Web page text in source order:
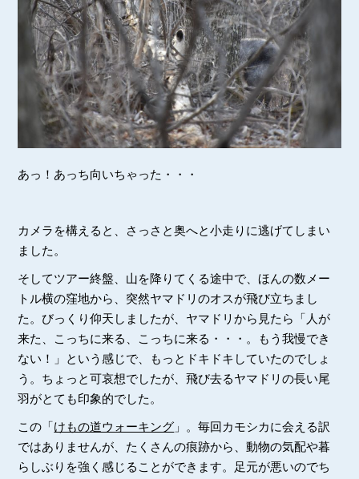
あっ！あっち向いちゃった・・・
カメラを構えると、さっさと奥へと小走りに逃げてしまい
ました。
そしてツアー終盤、山を降りてくる途中で、ほんの数メー
トル横の窪地から、突然ヤマドリのオスが飛び立ちまし
た。びっくり仰天しましたが、ヤマドリから見たら「人が
来た、こっちに来る、こっちに来る・・・。もう我慢でき
ない！」という感じで、もっとドキドキしていたのでしょ
う。ちょっと可哀想でしたが、飛び去るヤマドリの長い尾
羽がとても印象的でした。
この「けもの道ウォーキング 」。毎回カモシカに会える訳
ではありませんが、たくさんの痕跡から、動物の気配や暮
らしぶりを強く感じることができます。足元が悪いのでち